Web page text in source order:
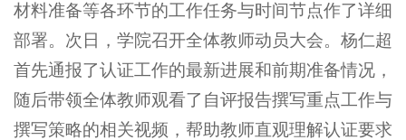
材料准备等各环节的工作任务与时间节点作了详细
部署。次日，学院召开全体教师动员大会。杨仁超
首先通报了认证工作的最新进展和前期准备情况，
随后带领全体教师观看了自评报告撰写重点工作与
撰写策略的相关视频，帮助教师直观理解认证要求